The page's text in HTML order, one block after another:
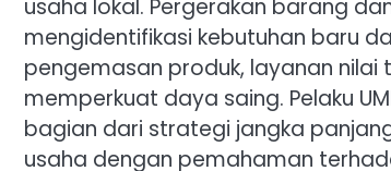
usaha lokal. Pergerakan barang
mengidentifikasi kebutuhan baru
pengemasan produk, layanan
memperkuat daya saing. Pelaku
bagian dari strategi jangka
usaha dengan pemahaman